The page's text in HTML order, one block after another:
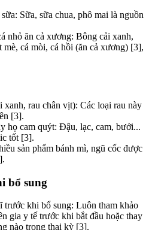
Sữa, sữa chua, phô mai là nguồn
nhỏ ăn cả xương: Bông cải xanh,
mè, cá mòi, cá hồi (ăn cả xương) [3],
xanh, rau chân vịt): Các loại rau này
[3].
họ cam quýt: Đậu, lạc, cam, bưởi...
tốt [3].
sản phẩm bánh mì, ngũ cốc được
bổ sung
trước khi bổ sung: Luôn tham khảo
gia y tế trước khi bắt đầu hoặc thay
nào trong thai kỳ [3].